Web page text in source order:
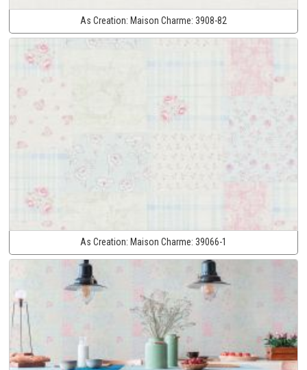
As Creation: Maison Charme: 3908-82
As Creation: Maison Charme: 39066-1